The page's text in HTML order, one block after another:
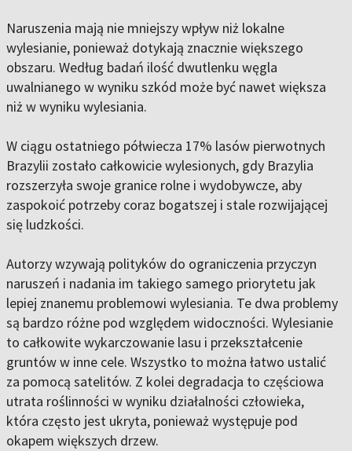
Naruszenia mają nie mniejszy wpływ niż lokalne
wylesianie, ponieważ dotykają znacznie większego
obszaru. Według badań ilość dwutlenku węgla
uwalnianego w wyniku szkód może być nawet większa
niż w wyniku wylesiania.
W ciągu ostatniego półwiecza 17% lasów pierwotnych
Brazylii zostało całkowicie wylesionych, gdy Brazylia
rozszerzyła swoje granice rolne i wydobywcze, aby
zaspokoić potrzeby coraz bogatszej i stale rozwijającej
się ludzkości.
Autorzy wzywają polityków do ograniczenia przyczyn
naruszeń i nadania im takiego samego priorytetu jak
lepiej znanemu problemowi wylesiania. Te dwa problemy
są bardzo różne pod względem widoczności. Wylesianie
to całkowite wykarczowanie lasu i przekształcenie
gruntów w inne cele. Wszystko to można łatwo ustalić
za pomocą satelitów. Z kolei degradacja to częściowa
utrata roślinności w wyniku działalności człowieka,
która często jest ukryta, ponieważ występuje pod
okapem większych drzew.